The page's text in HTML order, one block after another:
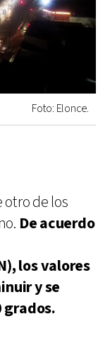
Foto: Elonce.
de los
De acuerdo
los valores
y se
grados.